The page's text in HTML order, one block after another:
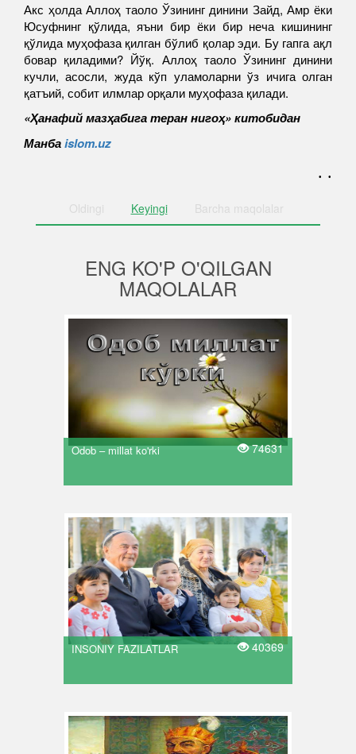
Акс ҳолда Аллоҳ таоло Ўзининг динини Зайд, Амр ёки
Юсуфнинг қўлида, яъни бир ёки бир неча кишининг
қўлида муҳофаза қилган бўлиб қолар эди. Бу гапга ақл
бовар қиладими? Йўқ. Аллоҳ таоло Ўзининг динини
кучли, асосли, жуда кўп уламоларни ўз ичига олган
қатъий, собит илмлар орқали муҳофаза қилади.
«Ҳанафий мазҳабига теран нигоҳ» китобидан
Манбаislom.uz
. .
Oldingi Keyingi Barcha maqolalar
ENG KO'P O'QILGAN
MAQOLALAR
Odob – millat ko'rki 74631
INSONIY FAZILATLAR 40369